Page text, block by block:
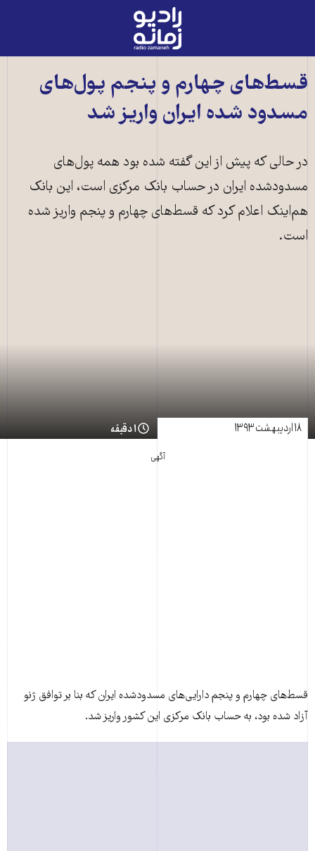
رادیو
زمانه
صفحه
اصلی
قسط‌های چهارم و پنجم پول‌های
مسدود شده ايران واریز شد
در حالی که پیش از این گفته شده بود همه پول‌های
مسدودشده ایران در حساب بانک مرکزی است، این بانک
هم‌اینک اعلام کرد که قسط‌های چهارم و پنجم واریز شده
است.
۱۸ اردیبهشت ۱۳۹۳ ۱ دقیقه
آگهی
قسط‌های چهارم و پنجم دارایی‌های مسدودشده ايران که بنا بر توافق ژنو
آزاد شده بود، به حساب بانک مرکزی این کشور واريز شد.